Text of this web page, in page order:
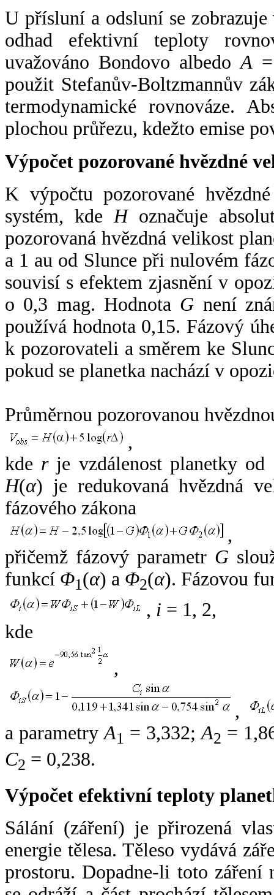
U přísluní a odsluní se
odhad efektivní teploty
uvažováno Bondovo albedoA
použit Stefanův-Boltzmannův
termodynamické rovnováze.
plochou průřezu, kdežto emise
Výpočet pozorované hvězdné
K výpočtu pozorované
systém, kde Hoznačuje
pozorovaná hvězdná velikost
a 1 au od Slunce při nulovém
souvisí s efektem zjasnění v
o 0,3 mag. Hodnota G není
používá hodnota 0,15. Fázový
k pozorovateli a směrem ke
pokud se planetka nachází v
Průměrnou pozorovanou
,
kde rje vzdálenost planetky od
H(α) je redukovaná hvězdná
fázového zákona
,
přičemž fázový parametr G
funkcí Φ1(α) a Φ2(α). Fázovou
, i = 1, 2,
kde
,
,
a parametryA1 = 3,332;A2 =
C2 = 0,238.
Výpočet efektivní teploty
Sálání (záření) je přirozená
energie tělesa. Těleso vydává
prostoru. Dopadne-li toto záření